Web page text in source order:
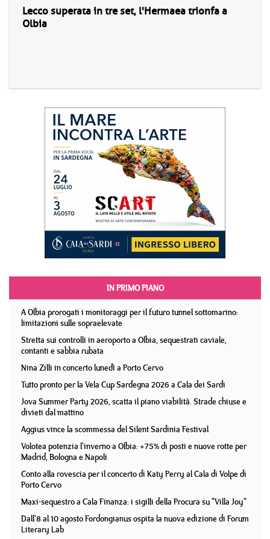
Lecco superata in tre set, l'Hermaea trionfa a
Olbia
IN PRIMO PIANO
A Olbia prorogati i monitoraggi per il futuro tunnel sottomarino:
limitazioni sulle sopraelevate
Stretta sui controlli in aeroporto a Olbia, sequestrati caviale,
contanti e sabbia rubata
Nina Zilli in concerto lunedì a Porto Cervo
Tutto pronto per la Vela Cup Sardegna 2026 a Cala dei Sardi
Jova Summer Party 2026, scatta il piano viabilità. Strade chiuse e
divieti dal mattino
Aggius vince la scommessa del Silent Sardinia Festival
Volotea potenzia l'inverno a Olbia: +75% di posti e nuove rotte per
Madrid, Bologna e Napoli
Conto alla rovescia per il concerto di Katy Perry al Cala di Volpe di
Porto Cervo
Maxi-sequestro a Cala Finanza: i sigilli della Procura su "Villa Joy"
Dall'8 al 10 agosto Fordongianus ospita la nuova edizione di Forum
Literary Lab